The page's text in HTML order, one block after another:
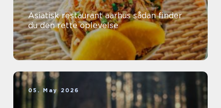
Asiatisk restaurant aarhus sådan finder
du den rette oplevelse
05. May 2026